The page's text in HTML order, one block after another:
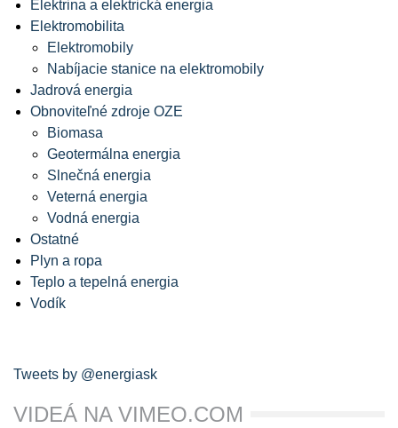
Elektrina a elektrická energia
Elektromobilita
Elektromobily
Nabíjacie stanice na elektromobily
Jadrová energia
Obnoviteľné zdroje OZE
Biomasa
Geotermálna energia
Slnečná energia
Veterná energia
Vodná energia
Ostatné
Plyn a ropa
Teplo a tepelná energia
Vodík
Tweets by @energiask
VIDEÁ NA VIMEO.COM